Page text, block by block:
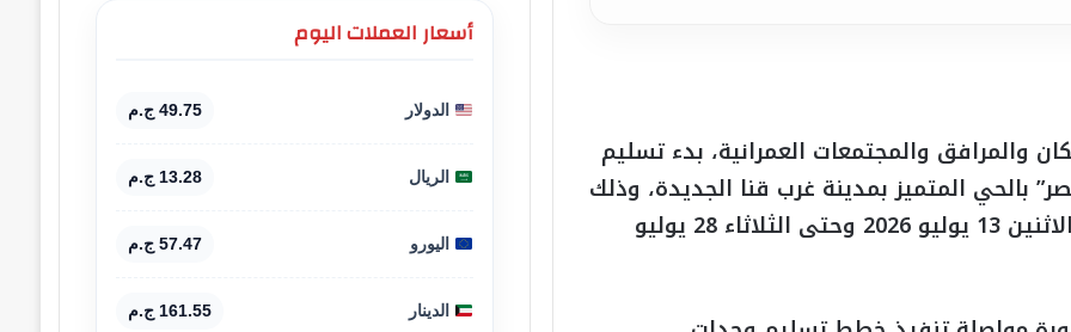
والمرافق والمجتمعات العمرانية، بدء تسليم
المتميز بمدينة غرب قنا الجديدة، وذلك
وفقًا للجدول الزمني المحدد خلال الفترة من الاثنين 13 يوليو 2026 وحتى الثلاثاء 28 يوليو
أسعار العملات اليوم
الدولار 49.75 ج.م
الريال 13.28 ج.م
اليورو 57.47 ج.م
الدينار 161.55 ج.م